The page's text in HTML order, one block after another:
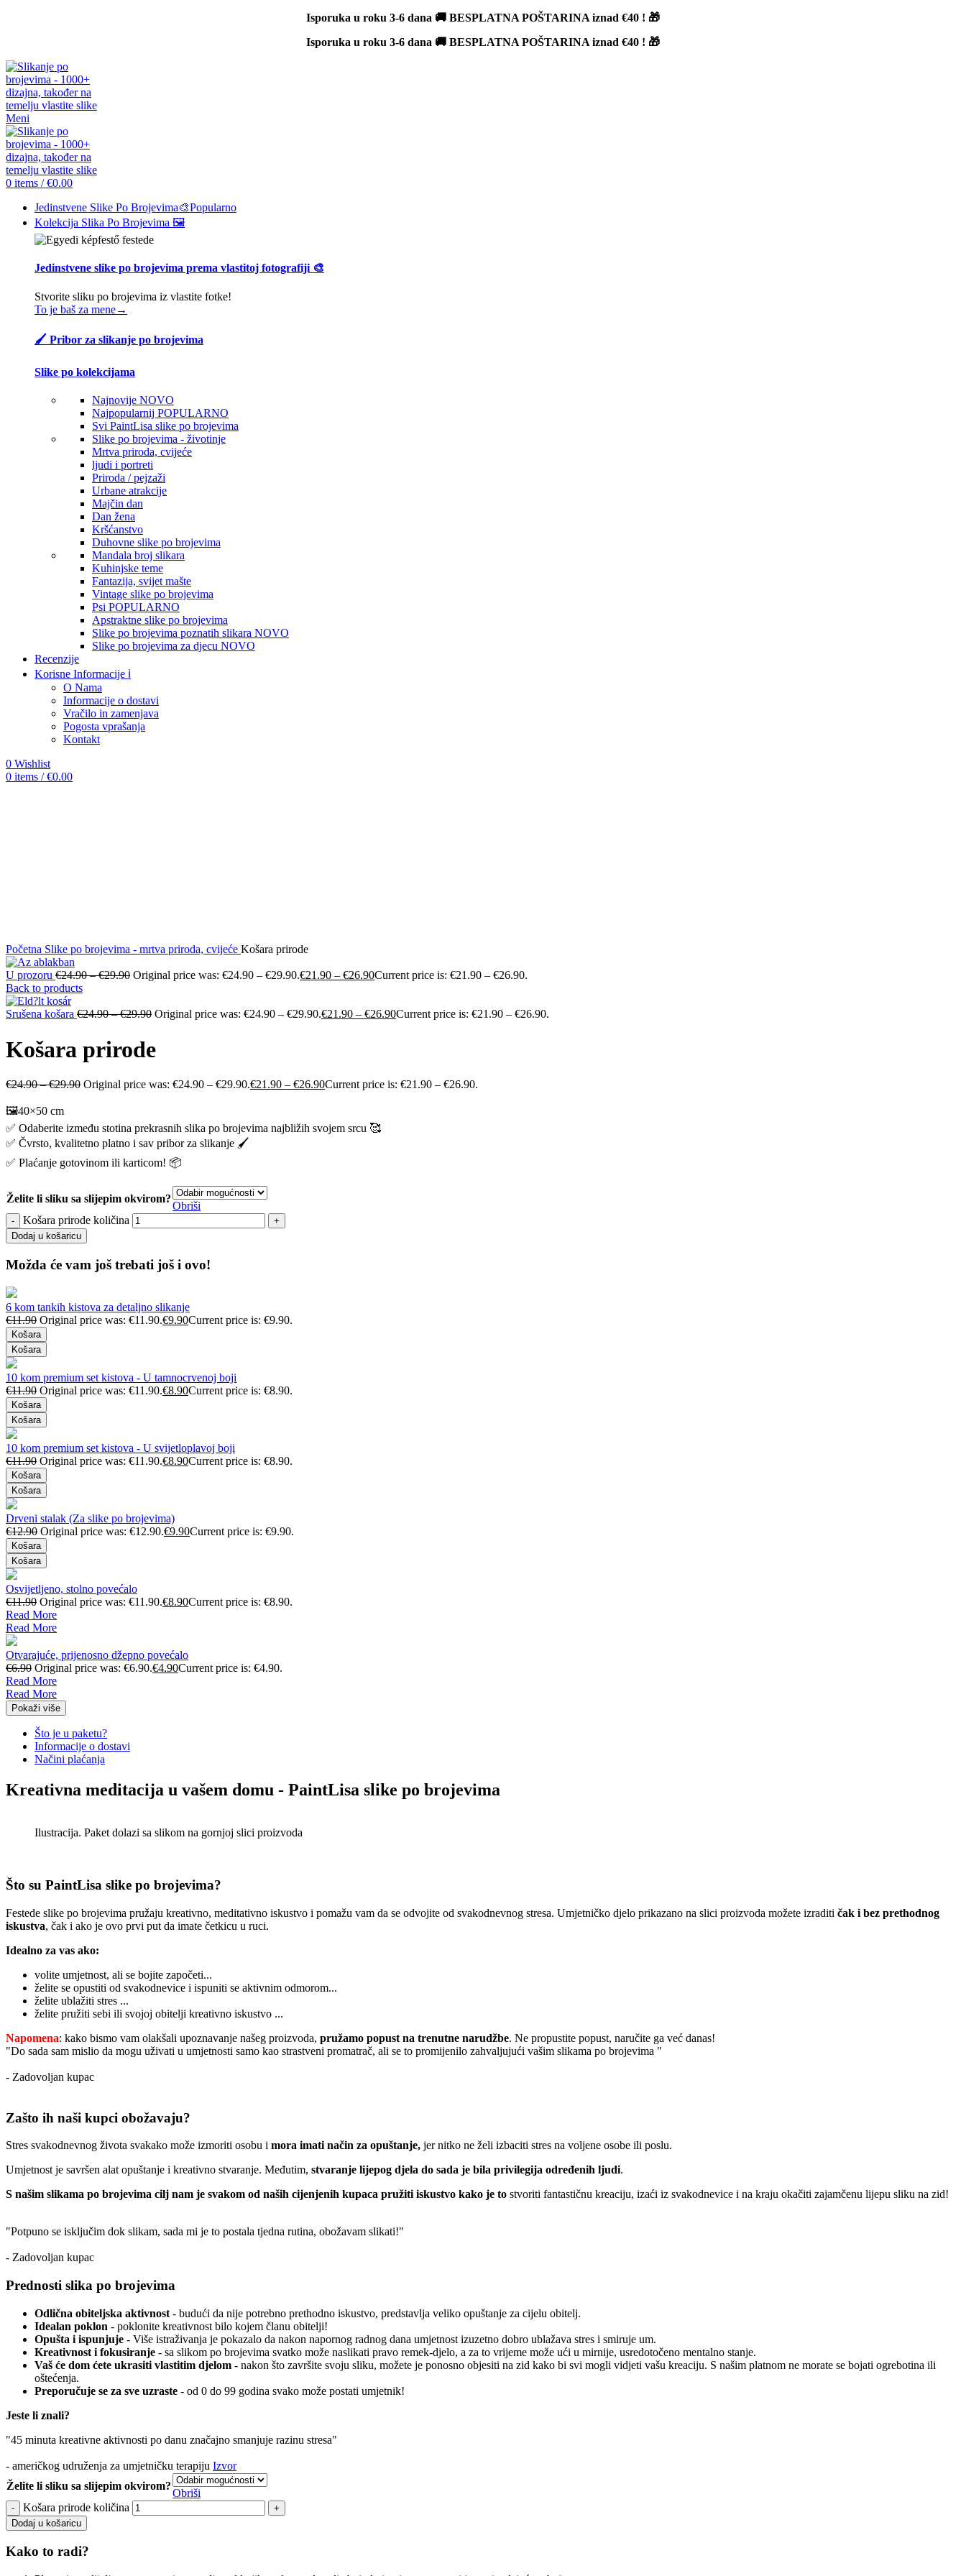
Isporuka u roku 3-6 dana 🚚 BESPLATNA POŠTARINA iznad €40 ! 🎁
Isporuka u roku 3-6 dana 🚚 BESPLATNA POŠTARINA iznad €40 ! 🎁
Meni
0 items / €0.00
Jedinstvene Slike Po Brojevima🎨Popularno
Kolekcija Slika Po Brojevima 🖼️
Jedinstvene slike po brojevima prema vlastitoj fotografiji 🎨
Stvorite sliku po brojevima iz vlastite fotke!
To je baš za mene→
🖌️ Pribor za slikanje po brojevima
Slike po kolekcijama
Najnovije NOVO
Najpopularnij POPULARNO
Svi PaintLisa slike po brojevima
Slike po brojevima - životinje
Mrtva priroda, cvijeće
ljudi i portreti
Priroda / pejzaži
Urbane atrakcije
Majčin dan
Dan žena
Kršćanstvo
Duhovne slike po brojevima
Mandala broj slikara
Kuhinjske teme
Fantazija, svijet mašte
Vintage slike po brojevima
Psi POPULARNO
Apstraktne slike po brojevima
Slike po brojevima poznatih slikara NOVO
Slike po brojevima za djecu NOVO
Recenzije
Korisne Informacije ℹ️
O Nama
Informacije o dostavi
Vračilo in zamenjava
Pogosta vprašanja
Kontakt
0 Wishlist
0 items / €0.00
Početna Slike po brojevima - mrtva priroda, cvijeće Košara prirode
U prozoru €24.90–€29.90 Original price was: €24.90 – €29.90.€21.90 – €26.90Current price is: €21.90 – €26.90.
Back to products
Srušena košara €24.90–€29.90 Original price was: €24.90 – €29.90.€21.90 – €26.90Current price is: €21.90 – €26.90.
Košara prirode
€24.90–€29.90 Original price was: €24.90 – €29.90.€21.90 – €26.90Current price is: €21.90 – €26.90.
🖼️40×50 cm
✅ Odaberite između stotina prekrasnih slika po brojevima najbližih svojem srcu 🥰
✅ Čvrsto, kvalitetno platno i sav pribor za slikanje 🖌️
✅ Plaćanje gotovinom ili karticom! 📦
Želite li sliku sa slijepim okvirom?
Obriši
Košara prirode količina
Dodaj u košaricu
Možda će vam još trebati još i ovo!
6 kom tankih kistova za detaljno slikanje
€11.90 Original price was: €11.90.€9.90Current price is: €9.90.
Košara
Košara
10 kom premium set kistova - U tamnocrvenoj boji
€11.90 Original price was: €11.90.€8.90Current price is: €8.90.
Košara
Košara
10 kom premium set kistova - U svijetloplavoj boji
€11.90 Original price was: €11.90.€8.90Current price is: €8.90.
Košara
Košara
Drveni stalak (Za slike po brojevima)
€12.90 Original price was: €12.90.€9.90Current price is: €9.90.
Košara
Košara
Osvijetljeno, stolno povećalo
€11.90 Original price was: €11.90.€8.90Current price is: €8.90.
Read More
Read More
Otvarajuće, prijenosno džepno povećalo
€6.90 Original price was: €6.90.€4.90Current price is: €4.90.
Read More
Read More
Pokaži više
Što je u paketu?
Informacije o dostavi
Načini plaćanja
Kreativna meditacija u vašem domu - PaintLisa slike po brojevima
Ilustracija. Paket dolazi sa slikom na gornjoj slici proizvoda
Što su PaintLisa slike po brojevima?
Festede slike po brojevima pružaju kreativno, meditativno iskustvo i pomažu vam da se odvojite od svakodnevnog stresa. Umjetničko djelo prikazano na slici proizvoda možete izraditi čak i bez prethodnog
iskustva, čak i ako je ovo prvi put da imate četkicu u ruci.
Idealno za vas ako:
volite umjetnost, ali se bojite započeti...
želite se opustiti od svakodnevice i ispuniti se aktivnim odmorom...
želite ublažiti stres ...
želite pružiti sebi ili svojoj obitelji kreativno iskustvo ...
Napomena: kako bismo vam olakšali upoznavanje našeg proizvoda, pružamo popust na trenutne narudžbe. Ne propustite popust, naručite ga već danas!
"Do sada sam mislio da mogu uživati u umjetnosti samo kao strastveni promatrač, ali se to promijenilo zahvaljujući vašim slikama po brojevima "
- Zadovoljan kupac
Zašto ih naši kupci obožavaju?
Stres svakodnevnog života svakako može izmoriti osobu i mora imati način za opuštanje, jer nitko ne želi izbaciti stres na voljene osobe ili poslu.
Umjetnost je savršen alat opuštanje i kreativno stvaranje. Međutim, stvaranje lijepog djela do sada je bila privilegija određenih ljudi.
S našim slikama po brojevima cilj nam je svakom od naših cijenjenih kupaca pružiti iskustvo kako je to stvoriti fantastičnu kreaciju, izaći iz svakodnevice i na kraju okačiti zajamčenu lijepu sliku na zid!
"Potpuno se isključim dok slikam, sada mi je to postala tjedna rutina, obožavam slikati!"
- Zadovoljan kupac
Prednosti slika po brojevima
Odlična obiteljska aktivnost - budući da nije potrebno prethodno iskustvo, predstavlja veliko opuštanje za cijelu obitelj.
Idealan poklon - poklonite kreativnost bilo kojem članu obitelji!
Opušta i ispunjuje - Više istraživanja je pokazalo da nakon napornog radnog dana umjetnost izuzetno dobro ublažava stres i smiruje um.
Kreativnost i fokusiranje - sa slikom po brojevima svatko može naslikati pravo remek-djelo, a za to vrijeme može ući u mirnije, usredotočeno mentalno stanje.
Vaš će dom ćete ukrasiti vlastitim djelom - nakon što završite svoju sliku, možete je ponosno objesiti na zid kako bi svi mogli vidjeti vašu kreaciju. S našim platnom ne morate se bojati ogrebotina ili
oštećenja.
Preporučuje se za sve uzraste - od 0 do 99 godina svako može postati umjetnik!
Jeste li znali?
"45 minuta kreativne aktivnosti po danu značajno smanjuje razinu stresa"
- američkog udruženja za umjetničku terapiju Izvor
Želite li sliku sa slijepim okvirom?
Obriši
Košara prirode količina
Dodaj u košaricu
Kako to radi?